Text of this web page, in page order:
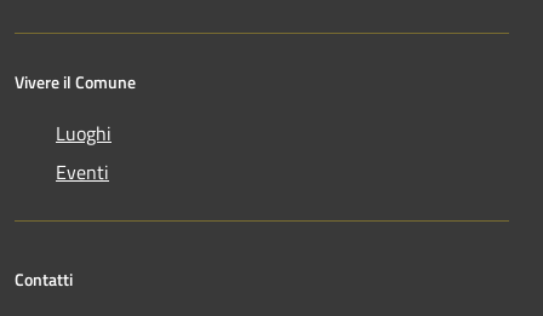
Vivere il Comune
Luoghi
Eventi
Contatti